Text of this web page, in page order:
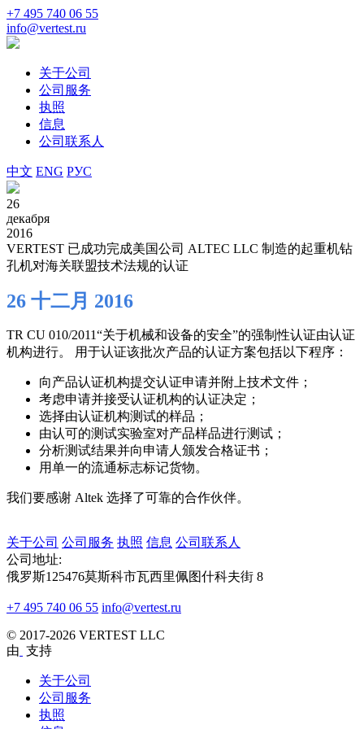
+7 495 740 06 55
info@vertest.ru
关于公司
公司服务
执照
信息
公司联系人
中文 ENG РУС
26
декабря
2016
VERTEST 已成功完成美国公司 ALTEC LLC 制造的起重机钻
孔机对海关联盟技术法规的认证
26 十二月 2016
TR CU 010/2011“关于机械和设备的安全”的强制性认证由认证
机构进行。 用于认证该批次产品的认证方案包括以下程序：
向产品认证机构提交认证申请并附上技术文件；
考虑申请并接受认证机构的认证决定；
选择由认证机构测试的样品；
由认可的测试实验室对产品样品进行测试；
分析测试结果并向申请人颁发合格证书；
用单一的流通标志标记货物。
我们要感谢 Altek 选择了可靠的合作伙伴。
关于公司 公司服务 执照 信息 公司联系人
公司地址:
俄罗斯125476莫斯科市瓦西里佩图什科夫街 8
+7 495 740 06 55 info@vertest.ru
© 2017-2026 VERTEST LLC
由 支持
关于公司
公司服务
执照